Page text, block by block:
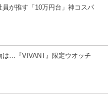
員が推す「10万円台」神コスパ
は…『VIVANT』限定ウオッチ